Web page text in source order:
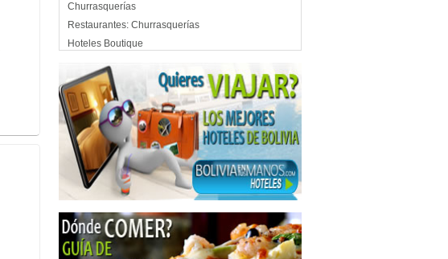
Churrasquerías
Restaurantes: Churrasquerías
Hoteles Boutique